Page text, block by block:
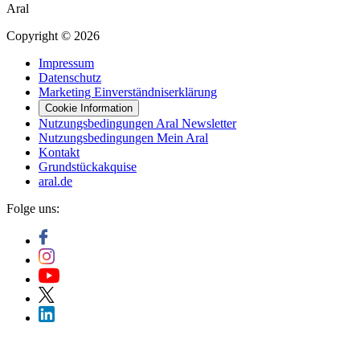
Aral
Copyright © 2026
Impressum
Datenschutz
Marketing Einverständniserklärung
Cookie Information
Nutzungsbedingungen Aral Newsletter
Nutzungsbedingungen Mein Aral
Kontakt
Grundstückakquise
aral.de
Folge uns: